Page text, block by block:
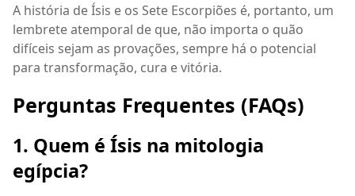
A história de Ísis e os Sete Escorpiões é, portanto, um
lembrete atemporal de que, não importa o quão
difíceis sejam as provações, sempre há o potencial
para transformação, cura e vitória.
Perguntas Frequentes (FAQs)
1. Quem é Ísis na mitologia
egípcia?